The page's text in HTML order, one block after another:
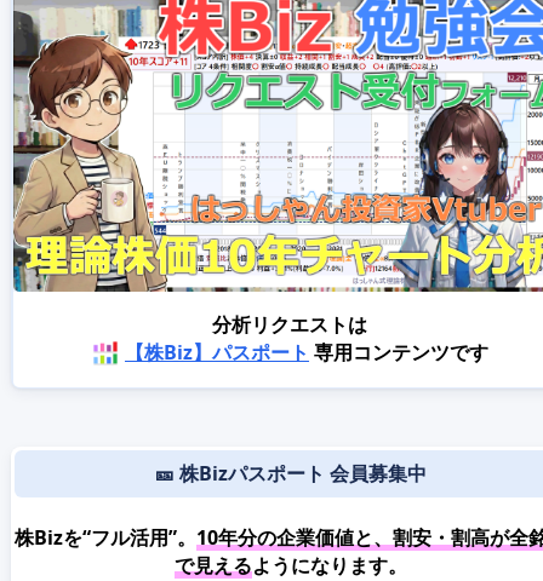
分析リクエストは
【株Biz】パスポート 専用コンテンツです
🎫 株Bizパスポート 会員募集中
株Bizを“フル活用”。 10年分の企業価値と、割安・割高が全
で見えるようになります。